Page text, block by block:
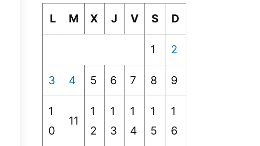
L
M X J V S D
1 2
3 4 5 6 7 8 9
1
0
11
1
2
1
3
1
4
1
5
1
6